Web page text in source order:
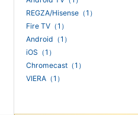
REGZA/Hisense（1）
Fire TV（1）
Android（1）
iOS（1）
Chromecast（1）
VIERA（1）